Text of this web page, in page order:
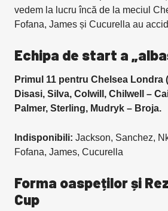
vedem la lucru încă de la meciul
Fofana, James și Cucurella au
Echipa de start a
Primul 11 pentru Chelsea Londra
Disasi, Silva, Colwill, Chilwell –
Palmer, Sterling, Mudryk – Broja.
Indisponibili: Jackson, Sanchez,
Fofana, James, Cucurella
Forma oaspeților și
Cup